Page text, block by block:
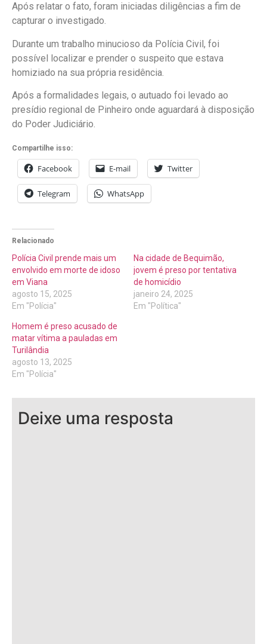
Após relatar o fato, foram iniciadas diligências a fim de
capturar o investigado.
Durante um trabalho minucioso da Polícia Civil, foi
possível localizar e prender o suspeito que estava
homiziado na sua própria residência.
Após a formalidades legais, o autuado foi levado ao
presídio regional de Pinheiro onde aguardará à disposição
do Poder Judiciário.
Compartilhe isso:
Facebook E-mail Twitter
Telegram WhatsApp
Relacionado
Polícia Civil prende mais um
envolvido em morte de idoso
em Viana
agosto 15, 2025
Em "Polícia"
Na cidade de Bequimão,
jovem é preso por tentativa
de homicídio
janeiro 24, 2025
Em "Política"
Homem é preso acusado de
matar vítima a pauladas em
Turilândia
agosto 13, 2025
Em "Polícia"
Deixe uma resposta